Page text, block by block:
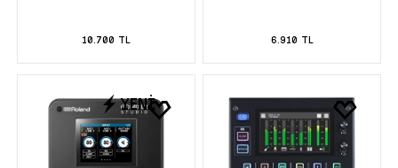
10.700 TL 6.910 TL
YENİ